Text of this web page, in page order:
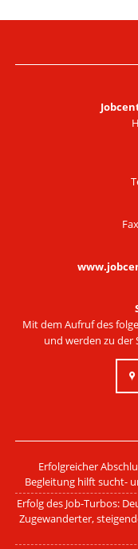
Mit dem Aufruf des
und werden zu der
Erfolgreicher
Begleitung hilft sucht-
Erfolg des Job-Turbos:
Zugewanderter,